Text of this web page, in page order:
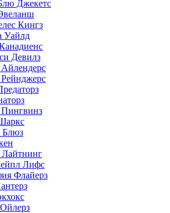
Джекетс
Кингз
Уайлд
Девилз
Пингвинз
Блюз
Лифс
Флайерз